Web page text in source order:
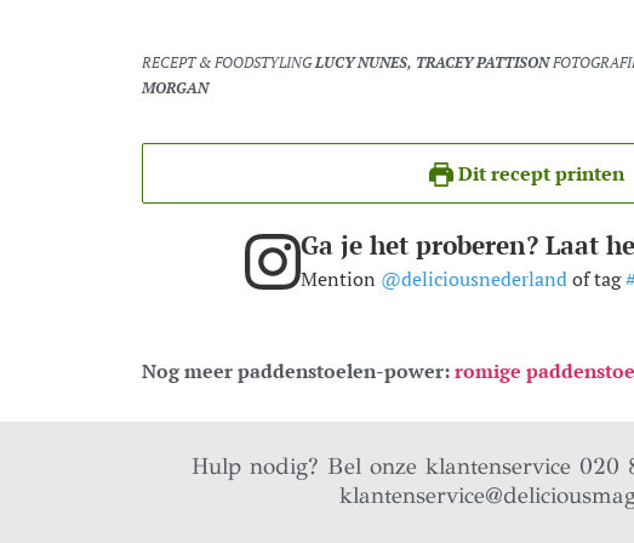
RECEPT & FOODSTYLINGLUCY NUNES, TRACEY PATTISON
MORGAN
Dit recept printen
Ga je het proberen? Laat
Mention @deliciousnederlandof tag
Nog meer paddenstoelen-power:romige
Hulp nodig? Bel onze klantenservice